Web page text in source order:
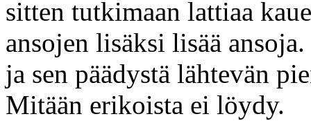
sitten tutkimaan lattiaa
ansojen lisäksi lisää
ja sen päädystä lähtevän
Mitään erikoista ei löydy.